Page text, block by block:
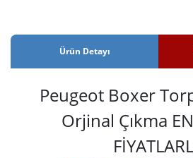
Ürün Detayı
Peugeot Boxer
Orjinal Çıkma